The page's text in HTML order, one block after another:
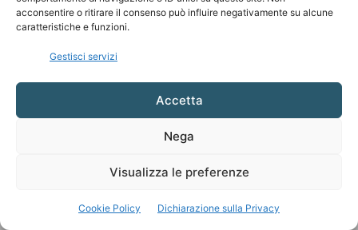
acconsentire o ritirare il consenso può influire negativamente su alcune
caratteristiche e funzioni.
Gestisci servizi
Accetta
Nega
Visualizza le preferenze
Cookie Policy Dichiarazione sulla Privacy